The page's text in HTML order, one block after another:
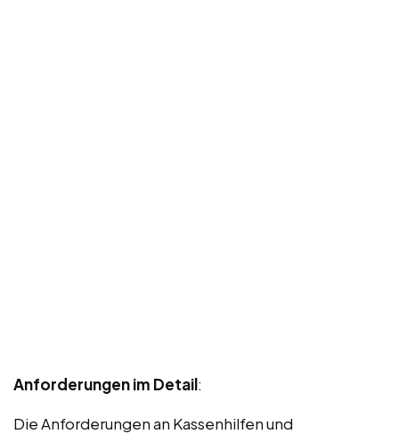
Anforderungen im Detail:
Die Anforderungen an Kassenhilfen und